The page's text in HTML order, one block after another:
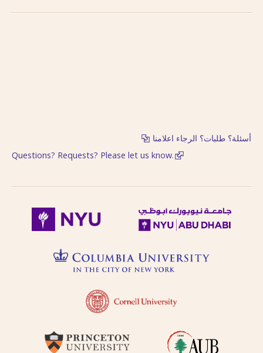
normal characters,
Try searching
transliterations, i.e.
Cairo, Qahira,
Tihran.
Try searching
transliteration, i.e.
Egypt, Egypte, Misr.
Try searching
subject terms in
الترجمة الصوتية.
حاول البحث عن مكان النشر
الإنجليزية.
حاول البحث عن الموضوع
باستخدام طرق مختلفة من
الفرنسية أو باللغة الإنجليزية
الأخير من الكلمة في الترجمة
الصوتية باستثناء حالة التنوين
أسئلة؟ طلبات؟ الرجاء اعلامنا
Questions? Requests? Please let us know.